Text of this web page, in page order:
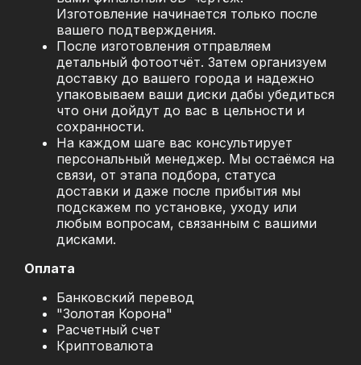
Изготовление начинается только после
вашего подтверждения.
После изготовления отправляем
детальный фотоотчёт. Затем организуем
доставку до вашего города и надежно
упаковываем ваши диски дабы убедиться
что они дойдут до вас в цельности и
сохранности.
На каждом шаге вас консультирует
персональный менеджер. Мы остаёмся на
связи, от этапа подбора, статуса
доставки и даже после прибытия мы
подскажем по установке, уходу или
любым вопросам, связанным с вашими
дисками.
Оплата
Банковский перевод
"Золотая Корона"
Расчетный счет
Криптовалюта